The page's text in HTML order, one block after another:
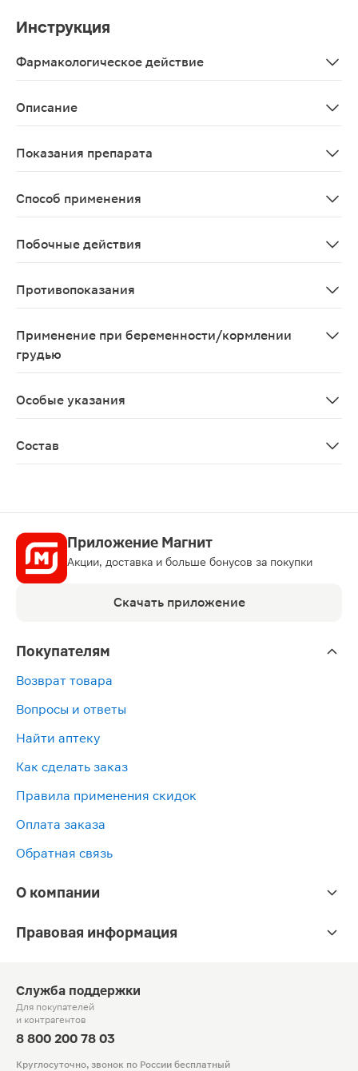
Инструкция
Фармакологическое действие
Описание
Показания препарата
Способ применения
Побочные действия
Противопоказания
Применение при беременности/кормлении
грудью
Особые указания
Состав
Приложение Магнит
Акции, доставка и больше бонусов за покупки
Скачать приложение
Покупателям
Возврат товара
Вопросы и ответы
Найти аптеку
Как сделать заказ
Правила применения скидок
Оплата заказа
Обратная связь
О компании
Правовая информация
Служба поддержки
Для покупателей
и контрагентов
8 800 200 78 03
Круглосуточно, звонок по России бесплатный